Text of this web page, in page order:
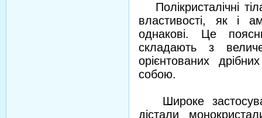
Полікристалічні
властивості, як і
однакові. Це
складають з
орієнтованих
собою.
Широке
дістали